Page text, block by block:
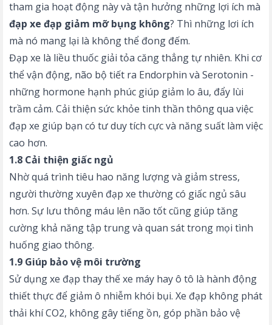
tham gia hoạt động này và tận hưởng những lợi ích mà
đạp xe đạp giảm mỡ bụng không? Thì những lơi ích
mà nó mang lại là không thể đong đếm.
Đạp xe là liều thuốc giải tỏa căng thẳng tự nhiên. Khi cơ
thể vận động, não bộ tiết ra Endorphin và Serotonin -
những hormone hạnh phúc giúp giảm lo âu, đẩy lùi
trầm cảm. Cải thiện sức khỏe tinh thần thông qua việc
đạp xe giúp bạn có tư duy tích cực và năng suất làm việc
cao hơn.
1.8 Cải thiện giấc ngủ
Nhờ quá trình tiêu hao năng lượng và giảm stress,
người thường xuyên đạp xe thường có giấc ngủ sâu
hơn. Sự lưu thông máu lên não tốt cũng giúp tăng
cường khả năng tập trung và quan sát trong mọi tình
huống giao thông.
1.9 Giúp bảo vệ môi trường
Sử dụng xe đạp thay thế xe máy hay ô tô là hành động
thiết thực để giảm ô nhiễm khói bụi. Xe đạp không phát
thải khí CO2, không gây tiếng ồn, góp phần bảo vệ